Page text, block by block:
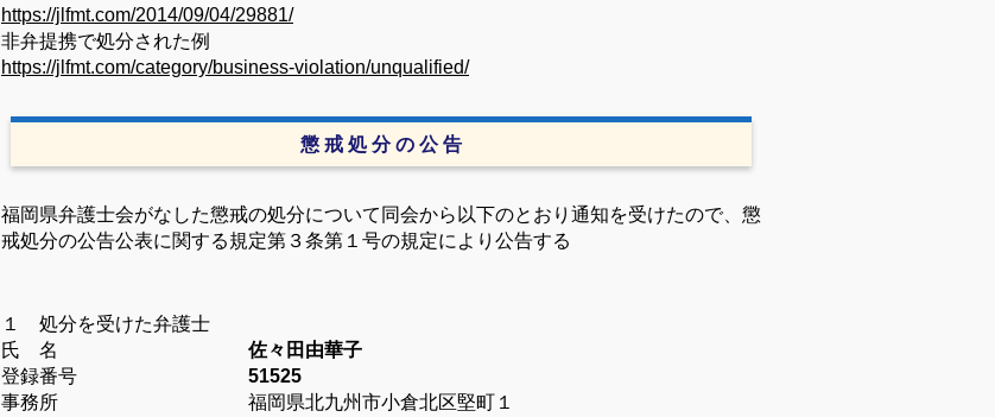
https://jlfmt.com/2014/09/04/29881/
非弁提携で処分された例
https://jlfmt.com/category/business-violation/unqualified/
懲 戒 処 分 の 公 告
福岡県弁護士会がなした懲戒の処分について同会から以下のとおり通知を受けたので、懲
戒処分の公告公表に関する規定第３条第１号の規定により公告する
１ 処分を受けた弁護士
氏 名
佐々田由華子
登録番号 51525
事務所
福岡県北九州市小倉北区堅町１